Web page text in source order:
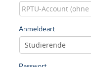
Anmeldeart